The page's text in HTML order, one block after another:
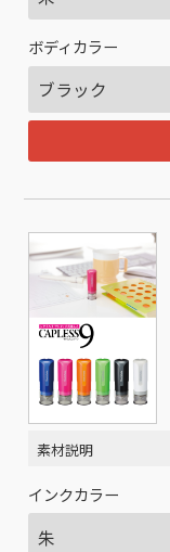
ボディカラー
素材説明
インクカラー